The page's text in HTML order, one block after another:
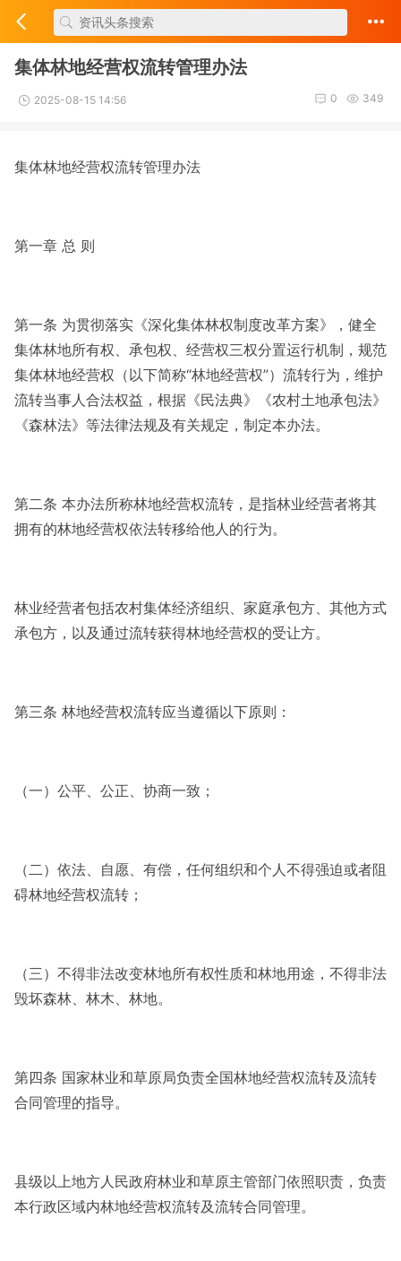
集体林地经营权流转管理办法
2025-08-15 14:56 349
0
集体林地经营权流转管理办法
第一章 总 则
第一条 为贯彻落实《深化集体林权制度改革方案》，健全
集体林地所有权、承包权、经营权三权分置运行机制，规范
集体林地经营权（以下简称“林地经营权”）流转行为，维护
流转当事人合法权益，根据《民法典》《农村土地承包法》
《森林法》等法律法规及有关规定，制定本办法。
第二条 本办法所称林地经营权流转，是指林业经营者将其
拥有的林地经营权依法转移给他人的行为。
林业经营者包括农村集体经济组织、家庭承包方、其他方式
承包方，以及通过流转获得林地经营权的受让方。
第三条 林地经营权流转应当遵循以下原则：
（一）公平、公正、协商一致；
（二）依法、自愿、有偿，任何组织和个人不得强迫或者阻
碍林地经营权流转；
（三）不得非法改变林地所有权性质和林地用途，不得非法
毁坏森林、林木、林地。
第四条 国家林业和草原局负责全国林地经营权流转及流转
合同管理的指导。
县级以上地方人民政府林业和草原主管部门依照职责，负责
本行政区域内林地经营权流转及流转合同管理。